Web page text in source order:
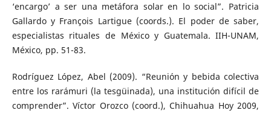
‘encargo’ a ser una metáfora solar en lo social”. Patricia
Gallardo y François Lartigue (coords.). El poder de saber,
especialistas rituales de México y Guatemala. IIH-UNAM,
México, pp. 51-83.
Rodríguez López, Abel (2009). “Reunión y bebida colectiva
entre los rarámuri (la tesgüinada), una institución difícil de
comprender”. Víctor Orozco (coord.), Chihuahua Hoy 2009,